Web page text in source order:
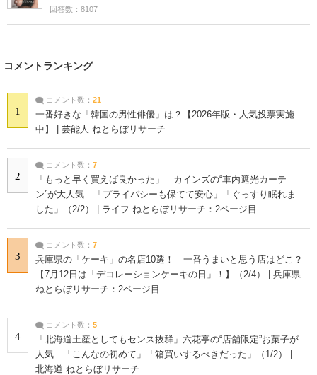
回答数：8107
コメントランキング
1
コメント数： 21
一番好きな「韓国の男性俳優」は？【2026年版・人気投票実施
中】 | 芸能人 ねとらぼリサーチ
2
コメント数： 7
「もっと早く買えば良かった」 カインズの“車内遮光カーテ
ン”が大人気 「プライバシーも保てて安心」「ぐっすり眠れま
した」（2/2） | ライフ ねとらぼリサーチ：2ページ目
3
コメント数： 7
兵庫県の「ケーキ」の名店10選！ 一番うまいと思う店はどこ？
【7月12日は「デコレーションケーキの日」！】（2/4） | 兵庫県
ねとらぼリサーチ：2ページ目
4
コメント数： 5
「北海道土産としてもセンス抜群」六花亭の“店舗限定”お菓子が
人気 「こんなの初めて」「箱買いするべきだった」（1/2） |
北海道 ねとらぼリサーチ